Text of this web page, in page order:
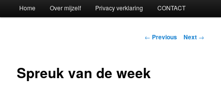
Skip
content
Home Over mijzelf Privacy verklaring CONTACT
Post
← Previous Next →
Spreuk van de week